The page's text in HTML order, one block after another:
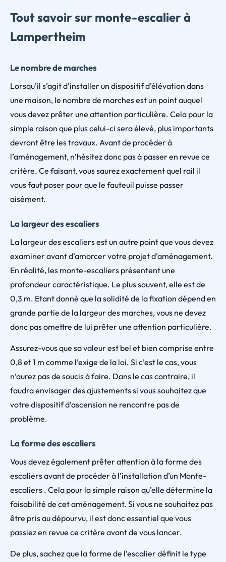
Tout savoir sur monte-escalier à
Lampertheim
Le nombre de marches
Lorsqu’il s’agit d’installer un dispositif d’élévation dans
une maison, le nombre de marches est un point auquel
vous devez prêter une attention particulière. Cela pour la
simple raison que plus celui-ci sera élevé, plus importants
devront être les travaux. Avant de procéder à
l’aménagement, n’hésitez donc pas à passer en revue ce
critère. Ce faisant, vous saurez exactement quel rail il
vous faut poser pour que le fauteuil puisse passer
aisément.
La largeur des escaliers
La largeur des escaliers est un autre point que vous devez
examiner avant d’amorcer votre projet d’aménagement.
En réalité, les monte-escaliers présentent une
profondeur caractéristique. Le plus souvent, elle est de
0,3 m. Etant donné que la solidité de la fixation dépend en
grande partie de la largeur des marches, vous ne devez
donc pas omettre de lui prêter une attention particulière.
Assurez-vous que sa valeur est bel et bien comprise entre
0,8 et 1 m comme l’exige de la loi. Si c’est le cas, vous
n’aurez pas de soucis à faire. Dans le cas contraire, il
faudra envisager des ajustements si vous souhaitez que
votre dispositif d’ascension ne rencontre pas de
problème.
La forme des escaliers
Vous devez également prêter attention à la forme des
escaliers avant de procéder à l’installation d’un Monte-
escaliers . Cela pour la simple raison qu’elle détermine la
faisabilité de cet aménagement. Si vous ne souhaitez pas
être pris au dépourvu, il est donc essentiel que vous
passiez en revue ce critère avant de vous lancer.
De plus, sachez que la forme de l’escalier définit le type